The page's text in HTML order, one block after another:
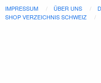
IMPRESSUM
ÜBER UNS
SHOP VERZEICHNIS SCHWEIZ